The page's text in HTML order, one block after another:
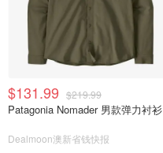
$131.99 $219.99
Patagonia Nomader 男款弹力衬衫
Dealmoon澳新省钱快报